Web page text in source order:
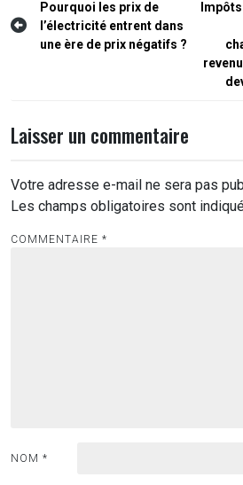
Navigation
de
Pourquoi les prix de
l’électricité entrent dans
une ère de prix négatifs ?
Laisser un commentaire
Votre adresse e-mail ne sera pas
Les champs obligatoires sont
COMMENTAIRE *
NOM *